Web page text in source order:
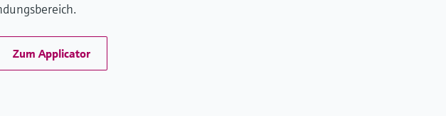
Zum Applicator